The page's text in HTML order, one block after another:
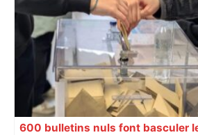
600 bulletins nuls font basculer